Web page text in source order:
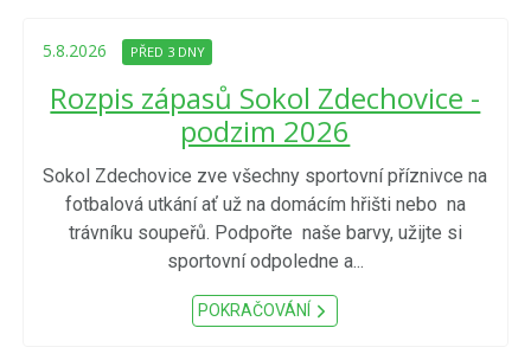
5.8.2026 PŘED 3 DNY
Rozpis zápasů Sokol Zdechovice -
podzim 2026
Sokol Zdechovice zve všechny sportovní příznivce na
fotbalová utkání ať už na domácím hřišti nebo na
trávníku soupeřů. Podpořte naše barvy, užijte si
sportovní odpoledne a...
POKRAČOVÁNÍ